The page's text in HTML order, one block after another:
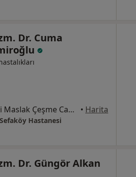
Dr. Cuma
Tevfik Bey Mahallesi Maslak Çeşme Caddesi No:30, Küçükçekmece • Harita
Hastanesi
Dr. Güngör Alkan